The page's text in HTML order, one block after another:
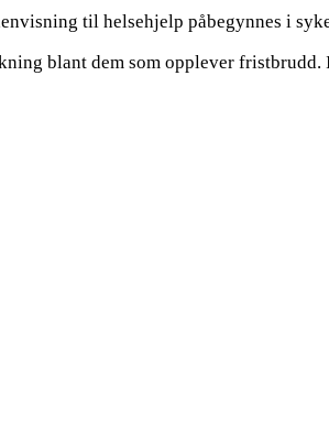
til helsehjelp påbegynnes i
blant dem som opplever